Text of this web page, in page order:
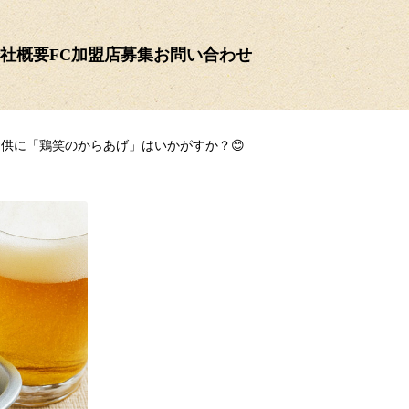
概要FC加盟店募集お問い合わせ
に「鶏笑のからあげ」はいかがすか？😊